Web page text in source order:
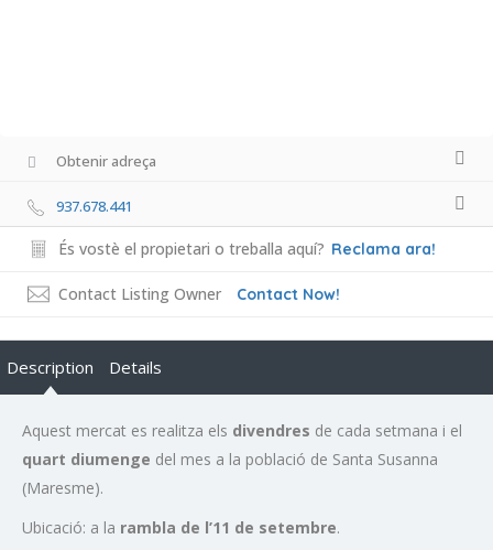
Obtenir adreça
937.678.441
És vostè el propietari o treballa aquí? Reclama ara!
Contact Listing Owner Contact Now!
Description Details
Aquest mercat es realitza els divendres de cada setmana i el
quart diumenge del mes a la població de Santa Susanna
(Maresme).
Ubicació: a la rambla de l’11 de setembre.